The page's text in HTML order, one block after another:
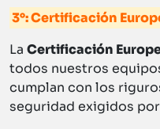
3°: Certificación
La Certificación
todos nuestros
cumplan con los
seguridad exigidos